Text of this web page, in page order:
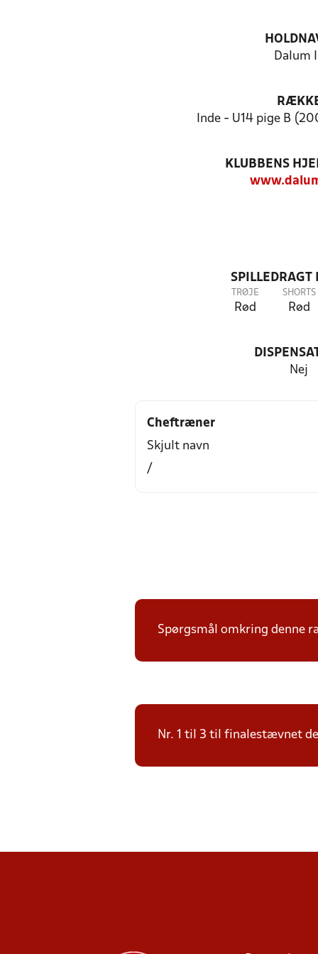
Dalum
Inde - U14 pige B
KLUBBENS
SPILLEDRAGT
TRØJE
Rød
SHORTS
Rød
Nej
Cheftræner
Skjult navn
/
Spørgsmål omkring denne
Nr. 1 til 3 til finalestævnet